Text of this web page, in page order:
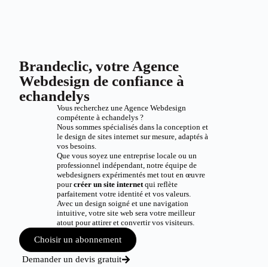
Brandeclic, votre Agence
Webdesign de confiance à
echandelys
Vous recherchez une Agence Webdesign
compétente à echandelys ?
Nous sommes spécialisés dans la conception et
le design de sites internet sur mesure, adaptés à
vos besoins.
Que vous soyez une entreprise locale ou un
professionnel indépendant, notre équipe de
webdesigners expérimentés met tout en œuvre
pourcréer un site internetqui reflète
parfaitement votre identité et vos valeurs.
Avec un design soigné et une navigation
intuitive, votre site web sera votre meilleur
atout pour attirer et convertir vos visiteurs.
Choisir un abonnement
Demander un devis gratuit